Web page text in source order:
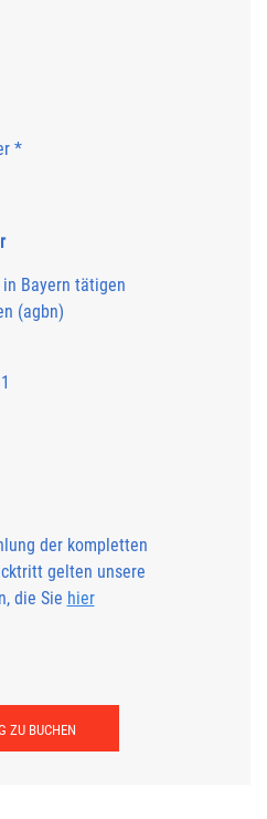
*
Bayern tätigen
(agbn)
der kompletten
gelten unsere
die Sie hier
ZU BUCHEN